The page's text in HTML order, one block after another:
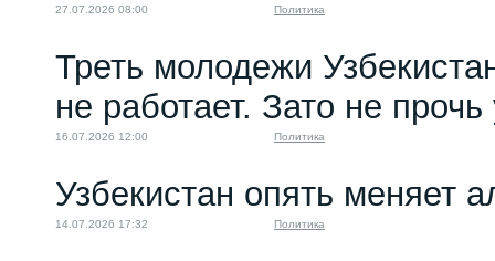
27.07.2026 08:00 Политика
Треть молодежи
не работает. Зато не
16.07.2026 12:00 Политика
Узбекистан опять меняет
14.07.2026 17:32 Политика